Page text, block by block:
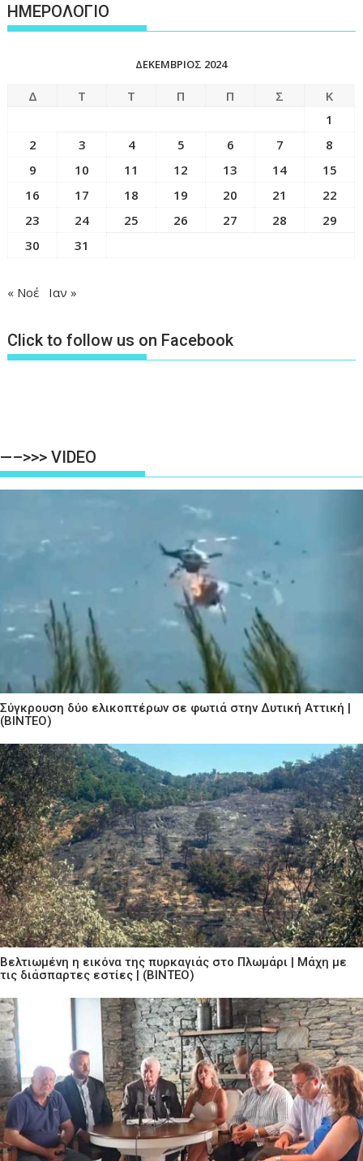
ΗΜΕΡΟΛΟΓΙΟ
ΔΕΚΈΜΒΡΙΟΣ 2024
Δ Τ Τ Π Π Σ
Κ
1
2
3 4 5 6 7
8
9
10 11 12 13 14
15
16
17 18 19 20 21
22
23
24 25 26 27 28
29
30
31
« Νοέ Ιαν »
Click to follow us on Facebook
—–>>> VIDEO
Σύγκρουση δύο ελικοπτέρων σε φωτιά στην Δυτική Αττική |
(ΒΙΝΤΕΟ)
Βελτιωμένη η εικόνα της πυρκαγιάς στο Πλωμάρι | Μάχη με
τις διάσπαρτες εστίες | (ΒΙΝΤΕΟ)